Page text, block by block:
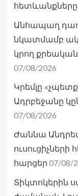
հետևանքները
Անհապաղ
նկատմամբ
կրող
07/08/2026
Կրեմլը
Ադրբեջանը
07/08/2026
Ժաննա
ուսուցիչների
հարցեր 07/08/
Տիկտոկերին